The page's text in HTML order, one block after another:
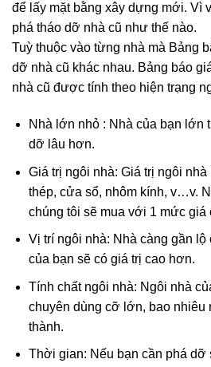
để lấy mặt bằng xây dựng mới. Vì
phá tháo dỡ nhà cũ như thế nào.
Tuỳ thuộc vào từng nhà mà Bảng
dỡ nhà cũ khác nhau. Bảng báo
nhà cũ được tính theo hiện trạng
Nhà lớn nhỏ : Nhà của bạn lớn
dỡ lâu hơn.
Giá trị ngôi nhà: Giá trị ngôi
thép, cửa sổ, nhôm kính, v…v.
chúng tôi sẽ mua với 1 mức giá
Vị trí ngôi nhà: Nhà càng gần
của bạn sẽ có giá trị cao hơn.
Tính chất ngôi nhà: Ngôi nhà
chuyên dùng cỡ lớn, bao nhiêu
thành.
Thời gian: Nếu bạn cần phá